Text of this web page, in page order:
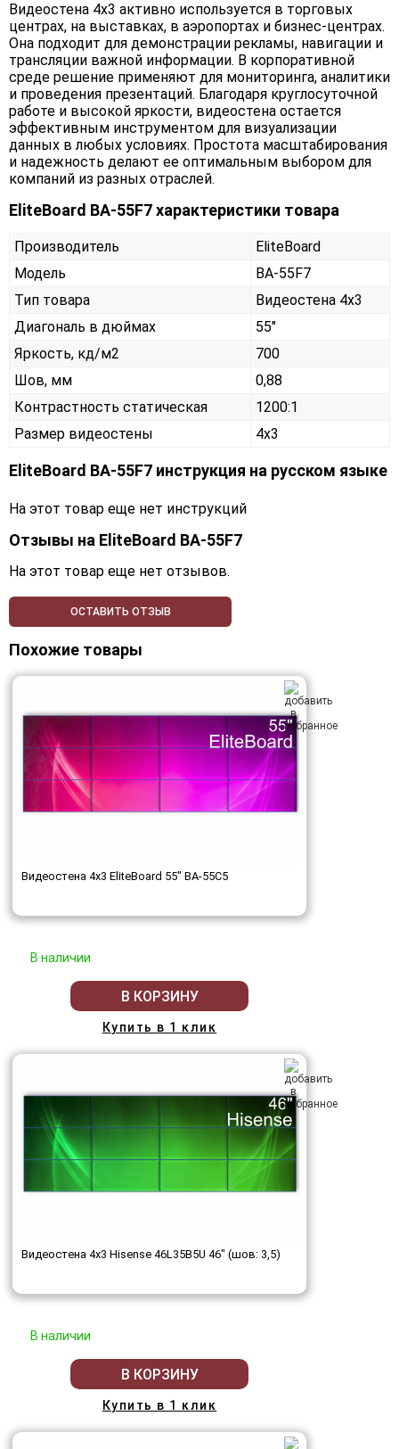
Видеостена 4х3 активно используется в торговых
центрах, на выставках, в аэропортах и бизнес-центрах.
Она подходит для демонстрации рекламы, навигации и
трансляции важной информации. В корпоративной
среде решение применяют для мониторинга, аналитики
и проведения презентаций. Благодаря круглосуточной
работе и высокой яркости, видеостена остается
эффективным инструментом для визуализации
данных в любых условиях. Простота масштабирования
и надежность делают ее оптимальным выбором для
компаний из разных отраслей.
EliteBoard BA-55F7 характеристики товара
Производитель
EliteBoard
Модель
BA-55F7
Тип товара
Видеостена 4х3
Диагональ в дюймах
55"
Яркость, кд/м2
700
Шов, мм
0,88
Контрастность статическая
1200:1
Размер видеостены
4x3
EliteBoard BA-55F7 инструкция на русском языке
На этот товар еще нет инструкций
Отзывы на EliteBoard BA-55F7
На этот товар еще нет отзывов.
ОСТАВИТЬ ОТЗЫВ
Похожие товары
Видеостена 4x3 EliteBoard 55" BA-55C5
В наличии
В КОРЗИНУ
Купить в 1 клик
Видеостена 4x3 Hisense 46L35B5U 46" (шов: 3,5)
В наличии
В КОРЗИНУ
Купить в 1 клик